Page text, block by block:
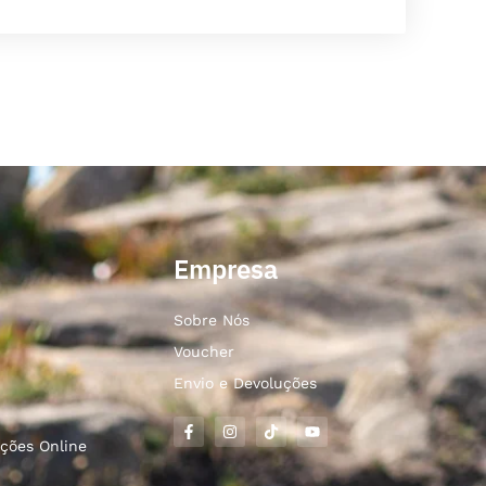
Online
Empresa
Sobre Nós
Voucher
Envio e Devoluções